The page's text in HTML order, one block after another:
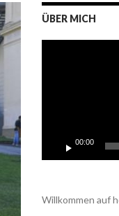
ÜBER MICH
00:00
Willkommen auf